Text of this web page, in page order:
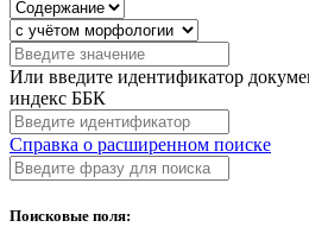
Или введите идентификатор
индекс ББК
Справка о расширенном поиске
Поисковые поля: